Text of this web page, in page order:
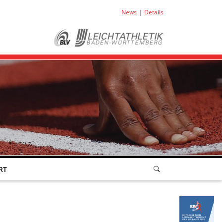
News Details